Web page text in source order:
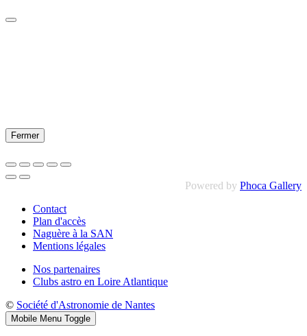
Fermer
Powered by Phoca Gallery
Contact
Plan d'accès
Naguère à la SAN
Mentions légales
Nos partenaires
Clubs astro en Loire Atlantique
© Société d'Astronomie de Nantes
Mobile Menu Toggle